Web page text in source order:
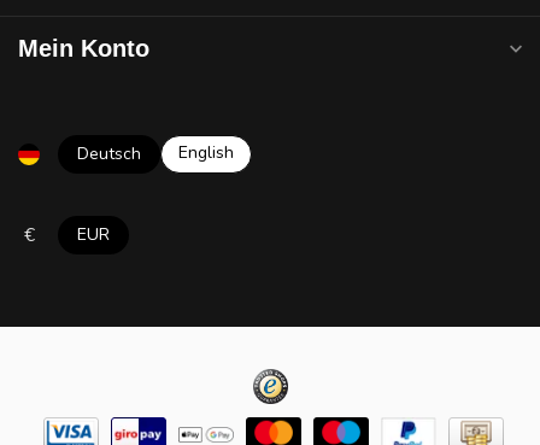
Mein Konto
Deutsch English
€ EUR